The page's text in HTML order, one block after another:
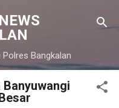
utama
Bangkalan